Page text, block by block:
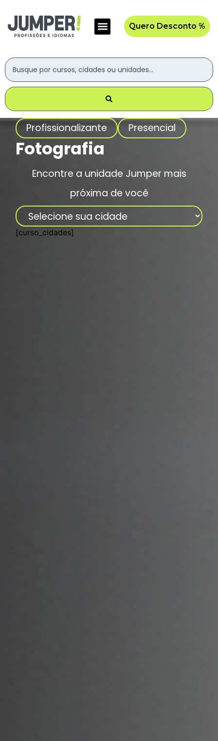
Quero Desconto %
Profissionalizante Presencial
Fotografia
Encontre a unidade Jumper mais
próxima de você
[curso_cidades]